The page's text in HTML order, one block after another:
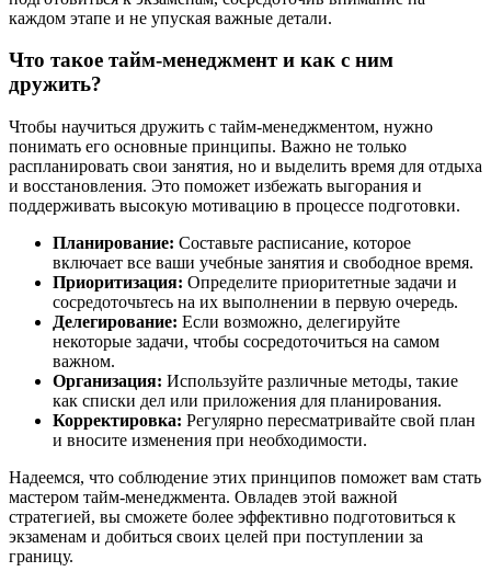
каждом этапе и не упуская важные детали.
Что такое тайм-менеджмент и как с ним
дружить?
Чтобы научиться дружить с тайм-менеджментом, нужно
понимать его основные принципы. Важно не только
распланировать свои занятия, но и выделить время для отдыха
и восстановления. Это поможет избежать выгорания и
поддерживать высокую мотивацию в процессе подготовки.
Планирование: Составьте расписание, которое
включает все ваши учебные занятия и свободное время.
Приоритизация: Определите приоритетные задачи и
сосредоточьтесь на их выполнении в первую очередь.
Делегирование: Если возможно, делегируйте
некоторые задачи, чтобы сосредоточиться на самом
важном.
Организация: Используйте различные методы, такие
как списки дел или приложения для планирования.
Корректировка: Регулярно пересматривайте свой план
и вносите изменения при необходимости.
Надеемся, что соблюдение этих принципов поможет вам стать
мастером тайм-менеджмента. Овладев этой важной
стратегией, вы сможете более эффективно подготовиться к
экзаменам и добиться своих целей при поступлении за
границу.